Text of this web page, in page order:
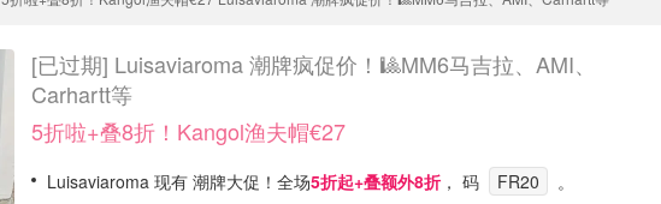
[已过期] Luisaviaroma 潮牌疯促价！🎱MM6马吉拉、AMI、
Carhartt等
5折啦+叠8折！Kangol渔夫帽€27
Luisaviaroma 现有 潮牌大促！全场5折起+叠额外8折 ， 码 FR20
。